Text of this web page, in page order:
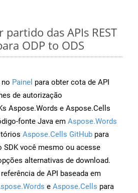
das APIs REST
ODP to ODS
Painel para obter cota de API
de autorização
Aspose.Words e Aspose.Cells
fonte Java em Aspose.Words
Aspose.Cells GitHub para
você mesmo ou acesse
alternativas de download.
de API baseada em
e Aspose.Cells para